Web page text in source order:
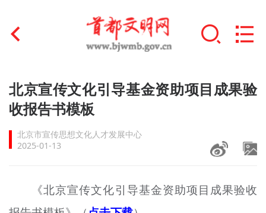
首页
文明创建
文明实践
未成年人思想道德建设
北京宣传文化引导基金资助项目成果验
收报告书模板
北京市宣传思想文化人才发展中心
2025-01-13
《北京宣传文化引导基金资助项目成果验收